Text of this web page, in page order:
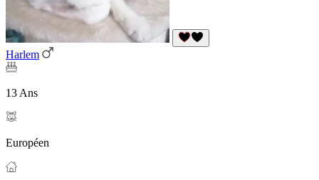
Harlem
13 Ans
Européen